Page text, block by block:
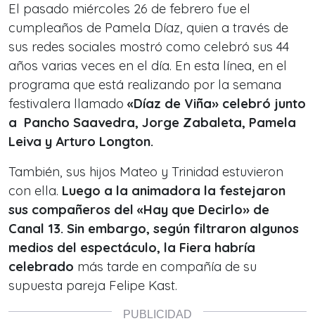
El pasado miércoles 26 de febrero fue el
cumpleaños de Pamela Díaz, quien a través de
sus redes sociales mostró como celebró sus 44
años varias veces en el día. En esta línea, en el
programa que está realizando por la semana
festivalera llamado «Díaz de Viña» celebró junto
a Pancho Saavedra, Jorge Zabaleta, Pamela
Leiva y Arturo Longton.
También, sus hijos Mateo y Trinidad estuvieron
con ella. Luego a la animadora la festejaron
sus compañeros del «Hay que Decirlo» de
Canal 13. Sin embargo, según filtraron algunos
medios del espectáculo, la Fiera habría
celebrado más tarde en compañía de su
supuesta pareja Felipe Kast.